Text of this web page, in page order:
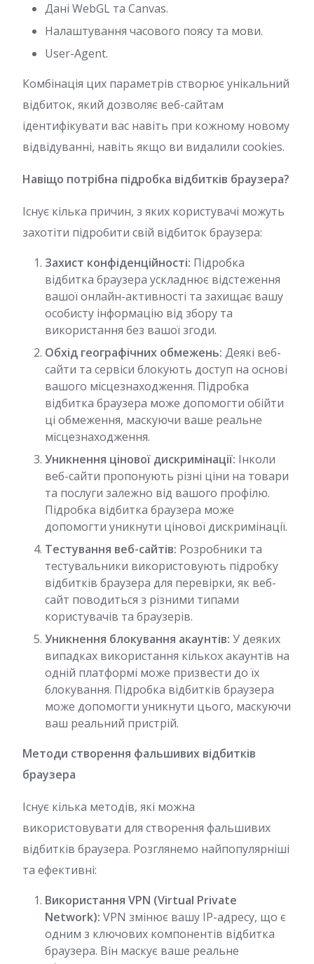
Дані WebGL та Canvas.
Налаштування часового поясу та мови.
User-Agent.
Комбінація цих параметрів створює унікальний
відбиток, який дозволяє веб-сайтам
ідентифікувати вас навіть при кожному новому
відвідуванні, навіть якщо ви видалили cookies.
Навіщо потрібна підробка відбитків браузера?
Існує кілька причин, з яких користувачі можуть
захотіти підробити свій відбиток браузера:
Захист конфіденційності: Підробка
відбитка браузера ускладнює відстеження
вашої онлайн-активності та захищає вашу
особисту інформацію від збору та
використання без вашої згоди.
Обхід географічних обмежень: Деякі веб-
сайти та сервіси блокують доступ на основі
вашого місцезнаходження. Підробка
відбитка браузера може допомогти обійти
ці обмеження, маскуючи ваше реальне
місцезнаходження.
Уникнення цінової дискримінації: Інколи
веб-сайти пропонують різні ціни на товари
та послуги залежно від вашого профілю.
Підробка відбитка браузера може
допомогти уникнути цінової дискримінації.
Тестування веб-сайтів: Розробники та
тестувальники використовують підробку
відбитків браузера для перевірки, як веб-
сайт поводиться з різними типами
користувачів та браузерів.
Уникнення блокування акаунтів: У деяких
випадках використання кількох акаунтів на
одній платформі може призвести до їх
блокування. Підробка відбитків браузера
може допомогти уникнути цього, маскуючи
ваш реальний пристрій.
Методи створення фальшивих відбитків
браузера
Існує кілька методів, які можна
використовувати для створення фальшивих
відбитків браузера. Розглянемо найпопулярніші
та ефективні:
Використання VPN (Virtual Private
Network): VPN змінює вашу IP-адресу, що є
одним з ключових компонентів відбитка
браузера. Він маскує ваше реальне